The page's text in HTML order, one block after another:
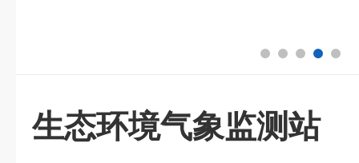
生态环境气象监测站